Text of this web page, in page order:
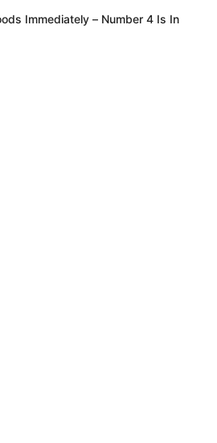
Immediately – Number 4 Is In